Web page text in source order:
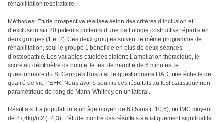
réhabilitation respiratoire.
Méthodes: Etude prospective réalisée selon des critères d’inclusion et
d’exclusion sur 20 patients porteurs d’une pathologie obstructive répartis en
deux groupes (1 et 2). Ces deux groupes suivent le même programme de
réhabilitation, seul le groupe 1 bénéficie en plus de deux séances
d’ostéopathie. Les variables étudiées étaient: L’ampliation thoracique, le
score au débitmètre de pointe, le test de marche de 6 minutes, le
questionnaire du St George's Hospital, le questionnaire HAD, une échelle de
qualité de vie, l’EFR. Nous avons soumis ces résultats au test statistique non
paramétrique de rang de Mann-Whitney en unilatéral.
Résultats: La population a un âge moyen de 63,5ans (±10,6), un IMC moyen
de 27,4kg/m2 (±4,3). L’étude montre des résultats statistiquement significatifs